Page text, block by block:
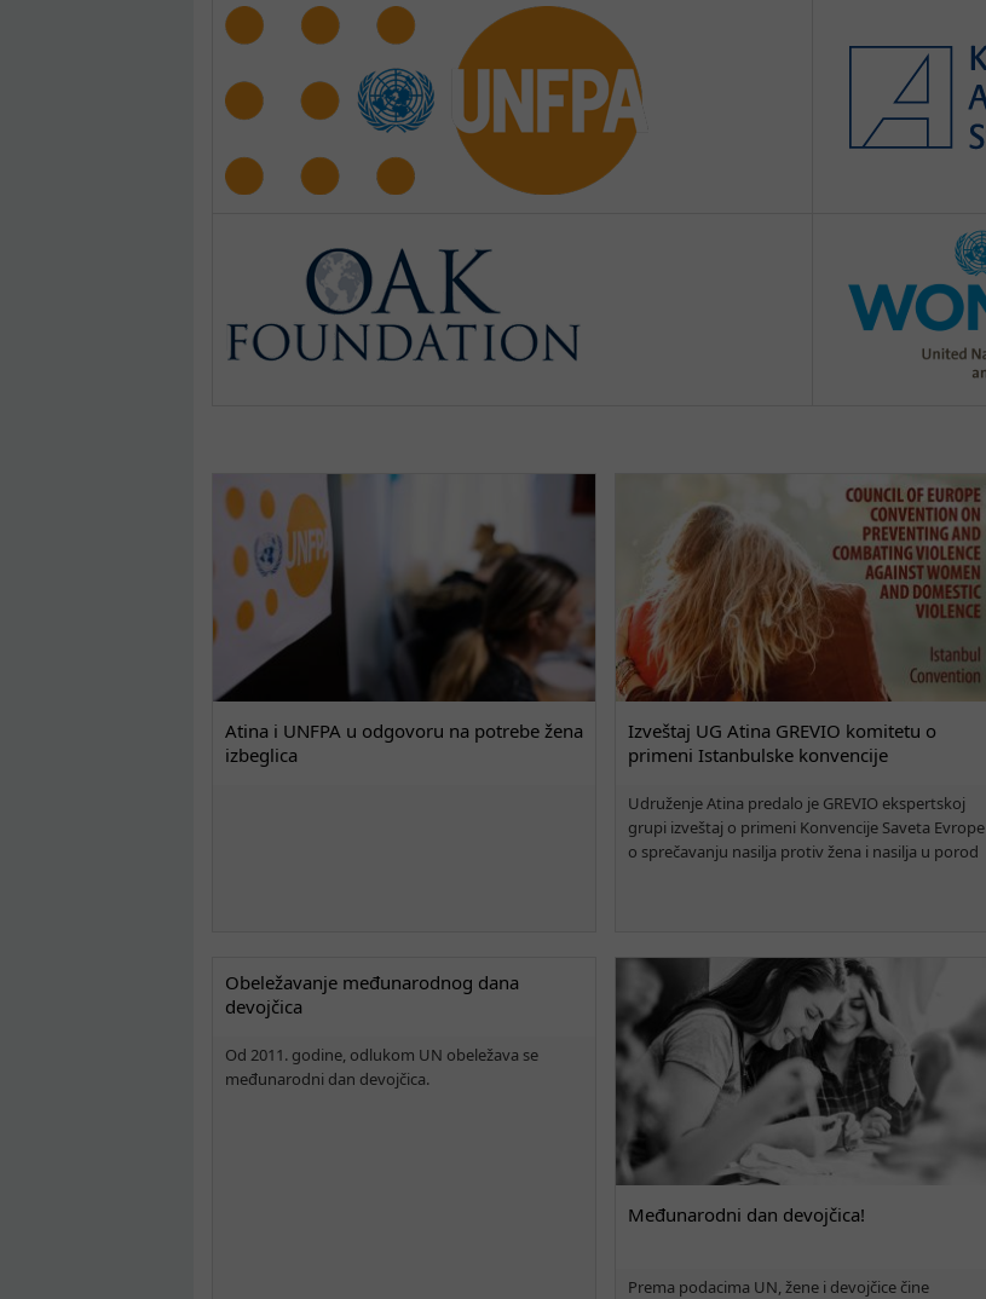
Atina i UNFPA u odgovoru na potrebe žena
izbeglica
Izveštaj UG Atina GREVIO komitetu o
primeni Istanbulske konvencije
Udruženje Atina predalo je GREVIO ekspertskoj
grupi izveštaj o primeni Konvencije Saveta Evrope
o sprečavanju nasilja protiv žena i nasilja u porod
Obeležavanje međunarodnog dana
devojčica
Od 2011. godine, odlukom UN obeležava se
međunarodni dan devojčica.
Međunarodni dan devojčica!
Prema podacima UN, žene i devojčice čine
Pages